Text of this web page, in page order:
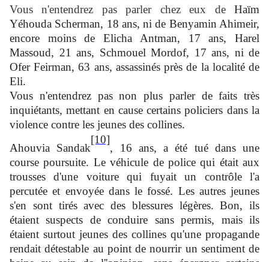
Vous n'entendrez pas parler chez eux de Haïm
Yéhouda Scherman, 18 ans, ni de Benyamin Ahimeir,
encore moins de Elicha Antman, 17 ans, Harel
Massoud, 21 ans, Schmouel Mordof, 17 ans, ni de
Ofer Feirman, 63 ans, assassinés près de la localité de
Eli.
Vous n'entendrez pas non plus parler de faits très
inquiétants, mettant en cause certains policiers dans la
violence contre les jeunes des collines.
Ahouvia Sandak
[10]
, 16 ans, a été tué dans une
course poursuite. Le véhicule de police qui était aux
trousses d'une voiture qui fuyait un contrôle l'a
percutée et envoyée dans le fossé. Les autres jeunes
s'en sont tirés avec des blessures légères. Bon, ils
étaient suspects de conduire sans permis, mais ils
étaient surtout jeunes des collines qu'une propagande
rendait détestable au point de nourrir un sentiment de